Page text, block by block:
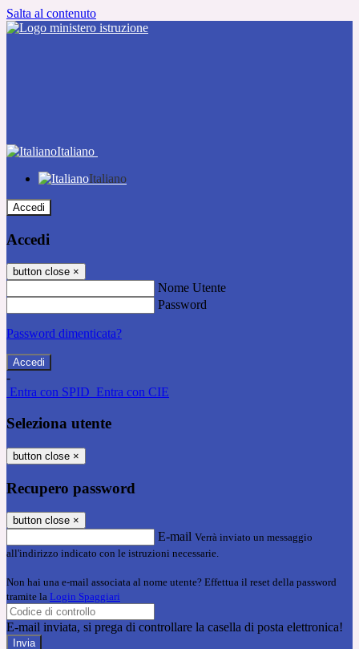
Salta al contenuto
Italiano
Italiano
Accedi
Accedi
button close ×
Nome Utente
Password
Password dimenticata?
-
Entra con SPID Entra con CIE
Seleziona utente
button close ×
Recupero password
button close ×
E-mail Verrà inviato un messaggio
all'indirizzo indicato con le istruzioni necessarie.
Non hai una e-mail associata al nome utente? Effettua il reset della password
tramite la Login Spaggiari
E-mail inviata, si prega di controllare la casella di posta elettronica!